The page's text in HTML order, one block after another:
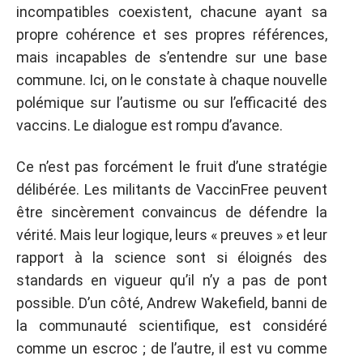
incompatibles coexistent, chacune ayant sa
propre cohérence et ses propres références,
mais incapables de s’entendre sur une base
commune. Ici, on le constate à chaque nouvelle
polémique sur l’autisme ou sur l’efficacité des
vaccins. Le dialogue est rompu d’avance.
Ce n’est pas forcément le fruit d’une stratégie
délibérée. Les militants de VaccinFree peuvent
être sincèrement convaincus de défendre la
vérité. Mais leur logique, leurs « preuves » et leur
rapport à la science sont si éloignés des
standards en vigueur qu’il n’y a pas de pont
possible. D’un côté, Andrew Wakefield, banni de
la communauté scientifique, est considéré
comme un escroc ; de l’autre, il est vu comme